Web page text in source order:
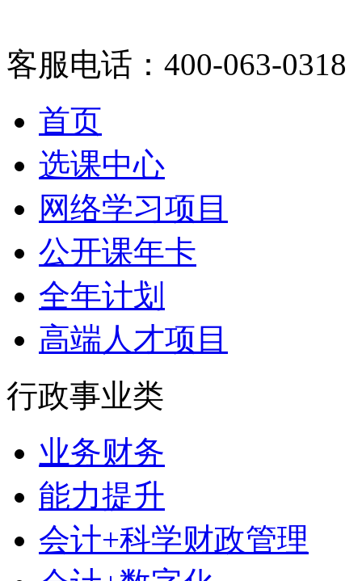
客服电话：400-063-0318
首页
选课中心
网络学习项目
公开课年卡
全年计划
高端人才项目
行政事业类
业务财务
能力提升
会计+科学财政管理